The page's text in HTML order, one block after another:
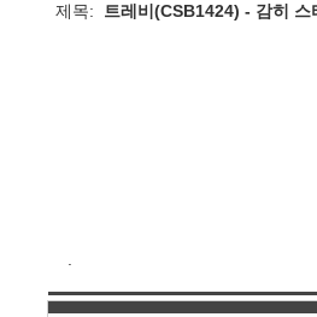
제목: 트레비(CSB1424) - 감히 스